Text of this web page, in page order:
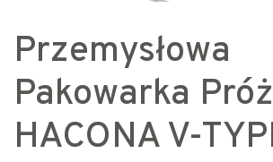
Przemysłowa
Pakowarka
HACONA V-